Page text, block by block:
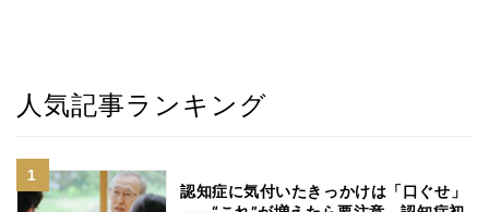
人気記事ランキング
認知症に気付いたきっかけは「口ぐせ」